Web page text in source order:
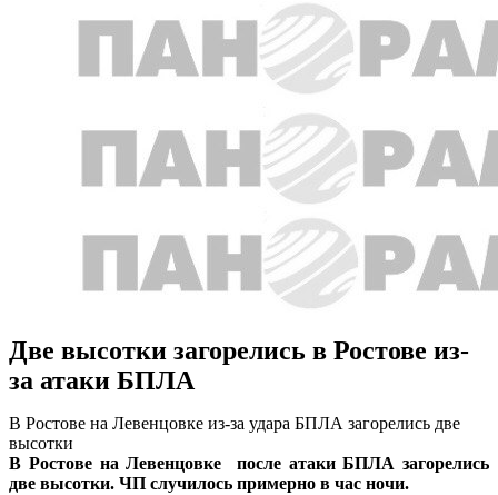
Две высотки загорелись в Ростове из-
за атаки БПЛА
В Ростове на Левенцовке из-за удара БПЛА загорелись две
высотки
В Ростове на Левенцовке после атаки БПЛА загорелись
две высотки. ЧП случилось примерно в час ночи.